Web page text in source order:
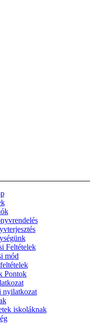
Feltételek
mód
Pontok
nyilatkozat
iskoláknak